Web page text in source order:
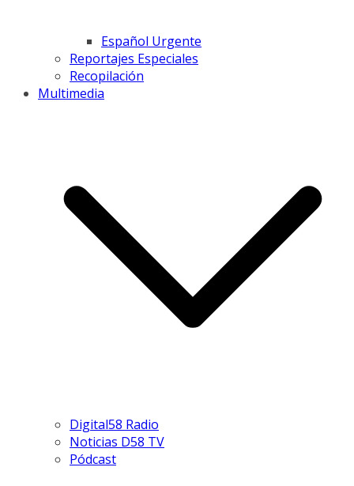
Español Urgente
Reportajes Especiales
Recopilación
Multimedia
Digital58 Radio
Noticias D58 TV
Pódcast